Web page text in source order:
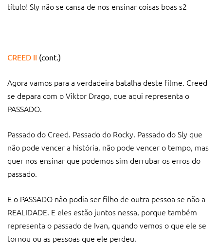
título! Sly não se cansa de nos ensinar coisas boas s2
CREED II (cont.)
Agora vamos para a verdadeira batalha deste filme. Creed
se depara com o Viktor Drago, que aqui representa o
PASSADO.
Passado do Creed. Passado do Rocky. Passado do Sly que
não pode vencer a história, não pode vencer o tempo, mas
quer nos ensinar que podemos sim derrubar os erros do
passado.
E o PASSADO não podia ser filho de outra pessoa se não a
REALIDADE. E eles estão juntos nessa, porque também
representa o passado de Ivan, quando vemos o que ele se
tornou ou as pessoas que ele perdeu.